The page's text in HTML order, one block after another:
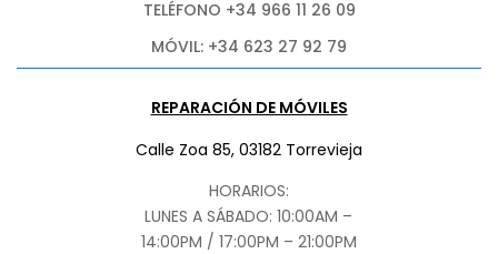
TELÉFONO +34 966 11 26 09
MÓVIL: +34 623 27 92 79
REPARACIÓN DE MÓVILES
Calle Zoa 85, 03182 Torrevieja
HORARIOS:
LUNES A SÁBADO: 10:00AM –
14:00PM / 17:00PM – 21:00PM